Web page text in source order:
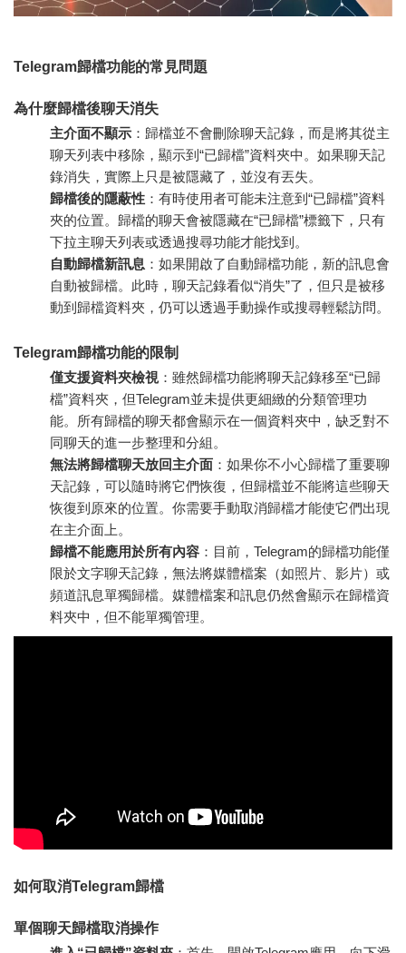
Telegram歸檔功能的常見問題
為什麼歸檔後聊天消失
主介面不顯示 ：歸檔並不會刪除聊天記錄，而是將其從主
聊天列表中移除，顯示到“已歸檔”資料夾中。如果聊天記
錄消失，實際上只是被隱藏了，並沒有丟失。
歸檔後的隱蔽性 ：有時使用者可能未注意到“已歸檔”資料
夾的位置。歸檔的聊天會被隱藏在“已歸檔”標籤下，只有
下拉主聊天列表或透過搜尋功能才能找到。
自動歸檔新訊息 ：如果開啟了自動歸檔功能，新的訊息會
自動被歸檔。此時，聊天記錄看似“消失”了，但只是被移
動到歸檔資料夾，仍可以透過手動操作或搜尋輕鬆訪問。
Telegram歸檔功能的限制
僅支援資料夾檢視 ：雖然歸檔功能將聊天記錄移至“已歸
檔”資料夾，但Telegram並未提供更細緻的分類管理功
能。所有歸檔的聊天都會顯示在一個資料夾中，缺乏對不
同聊天的進一步整理和分組。
無法將歸檔聊天放回主介面 ：如果你不小心歸檔了重要聊
天記錄，可以隨時將它們恢復，但歸檔並不能將這些聊天
恢復到原來的位置。你需要手動取消歸檔才能使它們出現
在主介面上。
歸檔不能應用於所有內容 ：目前，Telegram的歸檔功能僅
限於文字聊天記錄，無法將媒體檔案（如照片、影片）或
頻道訊息單獨歸檔。媒體檔案和訊息仍然會顯示在歸檔資
料夾中，但不能單獨管理。
如何取消Telegram歸檔
單個聊天歸檔取消操作